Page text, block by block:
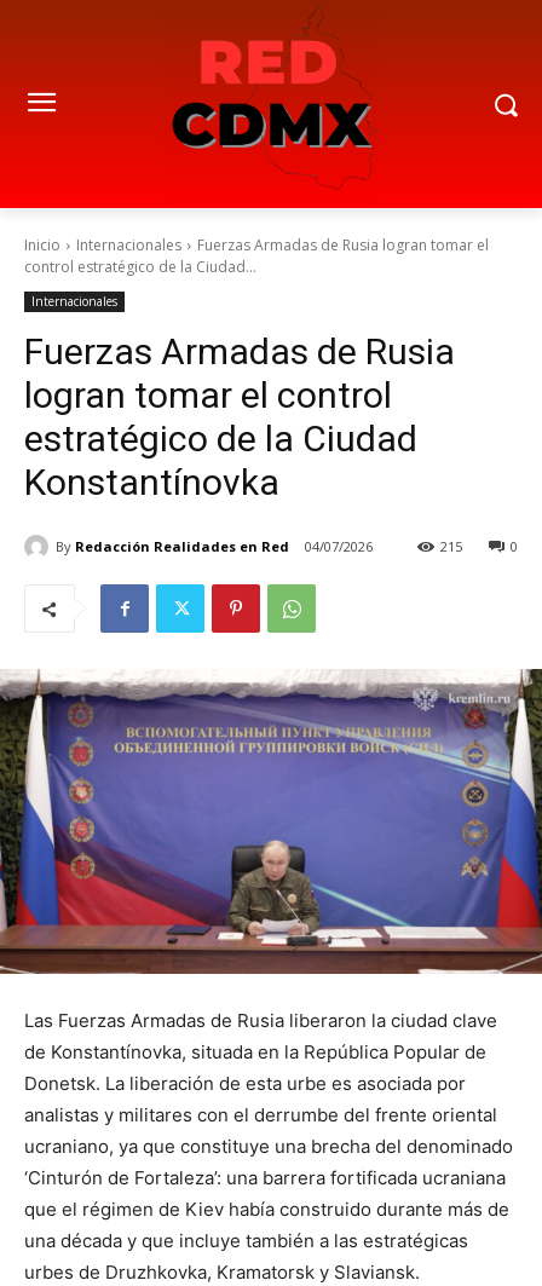
Inicio Internacionales
Fuerzas Armadas de Rusia logran tomar el
control estratégico de la Ciudad...
Internacionales
Fuerzas Armadas de Rusia
logran tomar el control
estratégico de la Ciudad
Konstantínovka
By Redacción Realidades en Red 04/07/2026 0
215
Las Fuerzas Armadas de Rusia liberaron la ciudad clave
de Konstantínovka, situada en la República Popular de
Donetsk. La liberación de esta urbe es asociada por
analistas y militares con el derrumbe del frente oriental
ucraniano, ya que constituye una brecha del denominado
‘Cinturón de Fortaleza’: una barrera fortificada ucraniana
que el régimen de Kiev había construido durante más de
una década y que incluye también a las estratégicas
urbes de Druzhkovka, Kramatorsk y Slaviansk.